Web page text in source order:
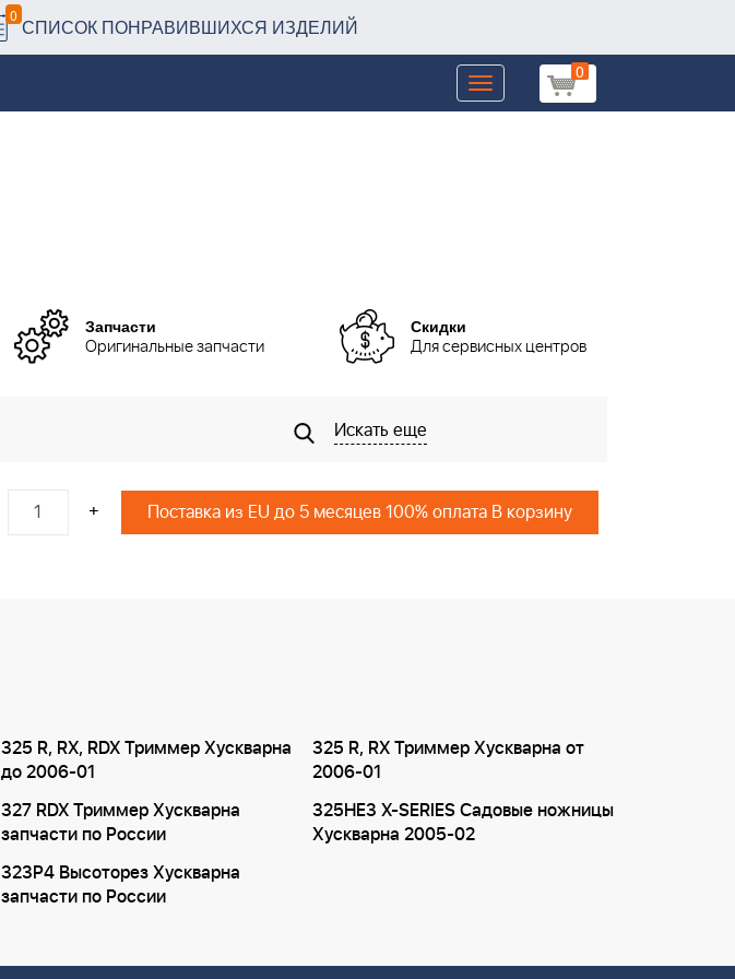
0 СПИСОК ПОНРАВИВШИХСЯ ИЗДЕЛИЙ
0
Toggle
navigation
Запчасти
Оригинальные запчасти
Скидки
Для сервисных центров
Искать еще
+ Поставка из EU до 5 месяцев 100% оплата В корзину
325 R, RX, RDX Триммер Хускварна
до 2006-01
325 R, RX Триммер Хускварна от
2006-01
327 RDX Триммер Хускварна
запчасти по России
325HE3 X-SERIES Садовые ножницы
Хускварна 2005-02
323P4 Высоторез Хускварна
запчасти по России